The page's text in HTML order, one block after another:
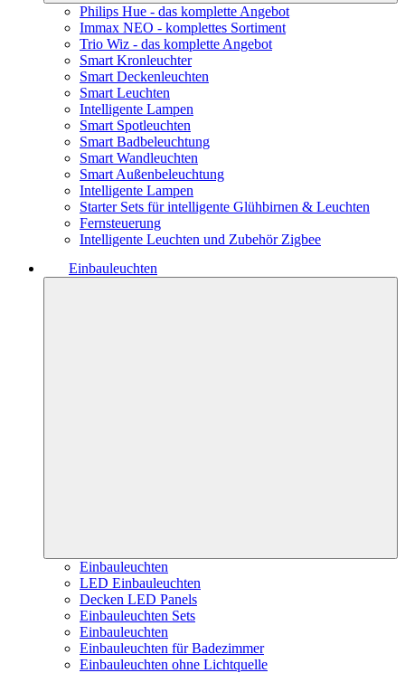
Philips Hue - das komplette Angebot
Immax NEO - komplettes Sortiment
Trio Wiz - das komplette Angebot
Smart Kronleuchter
Smart Deckenleuchten
Smart Leuchten
Intelligente Lampen
Smart Spotleuchten
Smart Badbeleuchtung
Smart Wandleuchten
Smart Außenbeleuchtung
Intelligente Lampen
Starter Sets für intelligente Glühbirnen & Leuchten
Fernsteuerung
Intelligente Leuchten und Zubehör Zigbee
Einbauleuchten
Einbauleuchten
LED Einbauleuchten
Decken LED Panels
Einbauleuchten Sets
Einbauleuchten
Einbauleuchten für Badezimmer
Einbauleuchten ohne Lichtquelle